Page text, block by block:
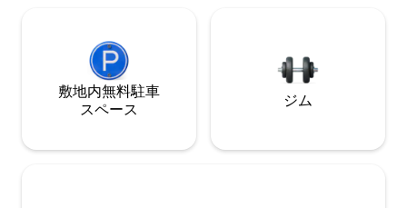
敷地内無料駐⁠車
ス⁠ペ⁠ー⁠ス
ジム